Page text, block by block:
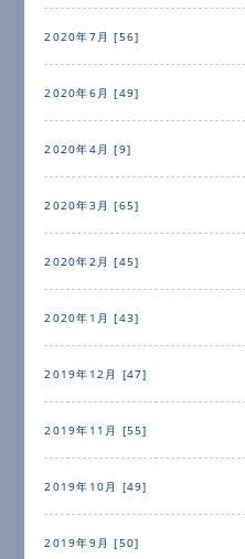
2020年7月 [56]
2020年6月 [49]
2020年4月 [9]
2020年3月 [65]
2020年2月 [45]
2020年1月 [43]
2019年12月 [47]
2019年11月 [55]
2019年10月 [49]
2019年9月 [50]